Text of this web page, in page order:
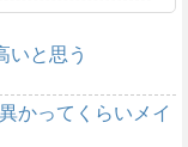
いと思う
かってくらいメイ